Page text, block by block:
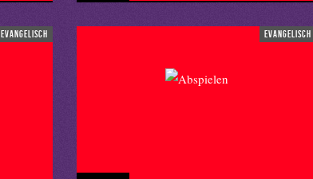
evangelisch evangelisch